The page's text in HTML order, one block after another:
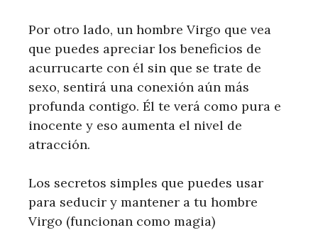
Por otro lado, un hombre Virgo que vea
que puedes apreciar los beneficios de
acurrucarte con él sin que se trate de
sexo, sentirá una conexión aún más
profunda contigo. Él te verá como pura e
inocente y eso aumenta el nivel de
atracción.
Los secretos simples que puedes usar
para seducir y mantener a tu hombre
Virgo (funcionan como magia)